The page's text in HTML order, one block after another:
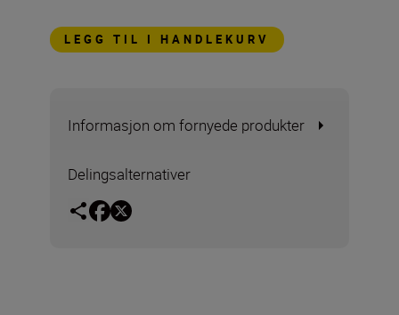
LEGG TIL I HANDLEKURV
Informasjon om fornyede produkter
Delingsalternativer